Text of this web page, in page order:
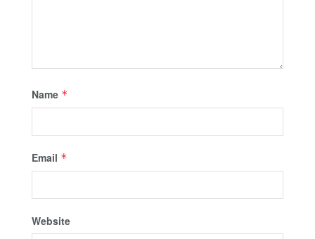
Name *
Email *
Website